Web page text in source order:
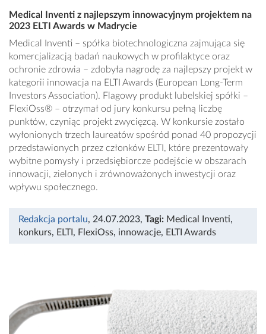
Medical Inventi z najlepszym innowacyjnym projektem na
2023 ELTI Awards w Madrycie
Medical Inventi – spółka biotechnologiczna zajmująca się
komercjalizacją badań naukowych w profilaktyce oraz
ochronie zdrowia – zdobyła nagrodę za najlepszy projekt w
kategorii innowacja na ELTI Awards (European Long-Term
Investors Association). Flagowy produkt lubelskiej spółki –
FlexiOss® – otrzymał od jury konkursu pełną liczbę
punktów, czyniąc projekt zwycięzcą. W konkursie zostało
wyłonionych trzech laureatów spośród ponad 40 propozycji
przedstawionych przez członków ELTI, które prezentowały
wybitne pomysły i przedsiębiorcze podejście w obszarach
innowacji, zielonych i zrównoważonych inwestycji oraz
wpływu społecznego.
Redakcja portalu, 24.07.2023, Tagi: Medical Inventi,
konkurs, ELTI , FlexiOss, innowacje, ELTI Awards